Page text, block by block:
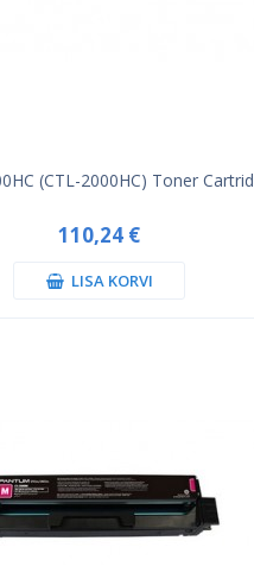
(CTL-2000HC) Toner
110,24 €
LISA KORVI